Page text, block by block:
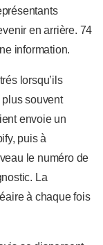
en arrière. 74
information.
lorsqu’ils
souvent
envoie un
puis à
le numéro de
La
à chaque fois